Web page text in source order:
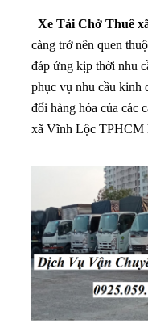
Xe Tải Chở Thuê
càng trở nên quen
đáp ứng kịp thời nhu
phục vụ nhu cầu kinh
đổi hàng hóa của các
xã Vĩnh Lộc TPHCM